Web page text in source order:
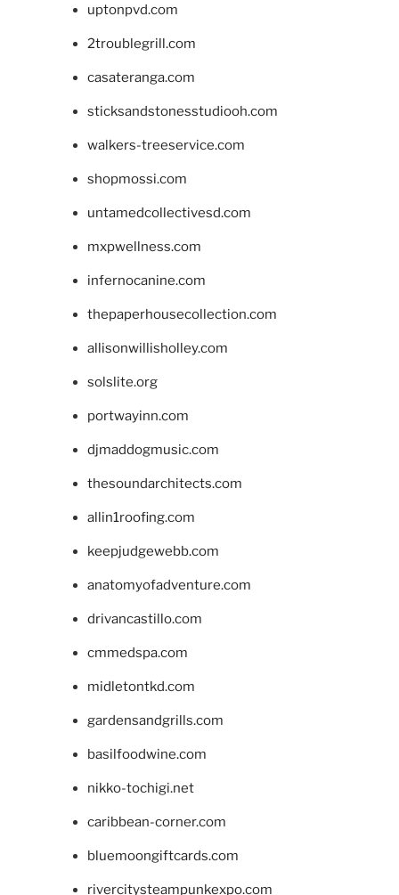
uptonpvd.com
2troublegrill.com
casateranga.com
sticksandstonesstudiooh.com
walkers-treeservice.com
shopmossi.com
untamedcollectivesd.com
mxpwellness.com
infernocanine.com
thepaperhousecollection.com
allisonwillisholley.com
solslite.org
portwayinn.com
djmaddogmusic.com
thesoundarchitects.com
allin1roofing.com
keepjudgewebb.com
anatomyofadventure.com
drivancastillo.com
cmmedspa.com
midletontkd.com
gardensandgrills.com
basilfoodwine.com
nikko-tochigi.net
caribbean-corner.com
bluemoongiftcards.com
rivercitysteampunkexpo.com